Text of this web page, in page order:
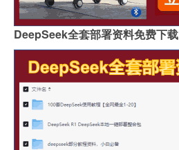
DeepSeek全套部署资料免费下载